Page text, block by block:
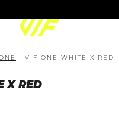
VIF ONE WHITE X RED
X RED